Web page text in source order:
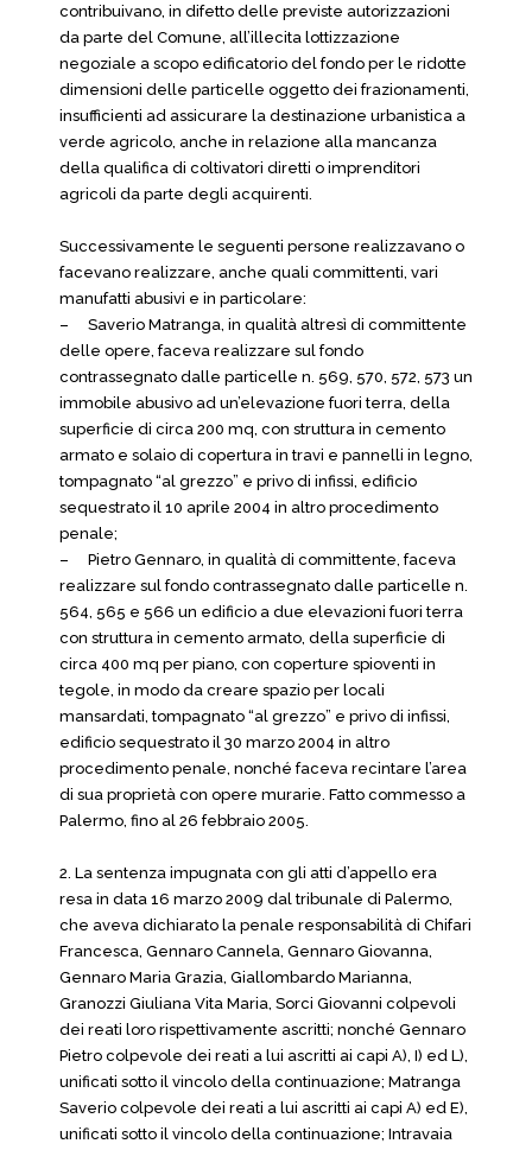
contribuivano, in difetto delle previste autorizzazioni
da parte del Comune, all’illecita lottizzazione
negoziale a scopo edificatorio del fondo per le ridotte
dimensioni delle particelle oggetto dei frazionamenti,
insufficienti ad assicurare la destinazione urbanistica a
verde agricolo, anche in relazione alla mancanza
della qualifica di coltivatori diretti o imprenditori
agricoli da parte degli acquirenti.
Successivamente le seguenti persone realizzavano o
facevano realizzare, anche quali committenti, vari
manufatti abusivi e in particolare:
–
Saverio Matranga, in qualità altresì di committente
delle opere, faceva realizzare sul fondo
contrassegnato dalle particelle n. 569, 570, 572, 573 un
immobile abusivo ad un’elevazione fuori terra, della
superficie di circa 200 mq, con struttura in cemento
armato e solaio di copertura in travi e pannelli in legno,
tompagnato “al grezzo” e privo di infissi, edificio
sequestrato il 10 aprile 2004 in altro procedimento
penale;
–
Pietro Gennaro, in qualità di committente, faceva
realizzare sul fondo contrassegnato dalle particelle n.
564, 565 e 566 un edificio a due elevazioni fuori terra
con struttura in cemento armato, della superficie di
circa 400 mq per piano, con coperture spioventi in
tegole, in modo da creare spazio per locali
mansardati, tompagnato “al grezzo” e privo di infissi,
edificio sequestrato il 30 marzo 2004 in altro
procedimento penale, nonché faceva recintare l’area
di sua proprietà con opere murarie. Fatto commesso a
Palermo, fino al 26 febbraio 2005.
2. La sentenza impugnata con gli atti d’appello era
resa in data 16 marzo 2009 dal tribunale di Palermo,
che aveva dichiarato la penale responsabilità di Chifari
Francesca, Gennaro Cannela, Gennaro Giovanna,
Gennaro Maria Grazia, Giallombardo Marianna,
Granozzi Giuliana Vita Maria, Sorci Giovanni colpevoli
dei reati loro rispettivamente ascritti; nonché Gennaro
Pietro colpevole dei reati a lui ascritti ai capi A), I) ed L),
unificati sotto il vincolo della continuazione; Matranga
Saverio colpevole dei reati a lui ascritti ai capi A) ed E),
unificati sotto il vincolo della continuazione; Intravaia